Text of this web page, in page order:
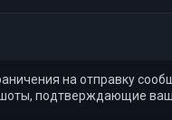
на отправку
подтверждающие